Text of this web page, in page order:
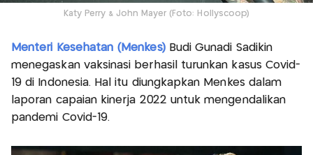
Katy Perry & John Mayer (Foto: Hollyscoop)
Menteri Kesehatan (Menkes)Budi Gunadi Sadikin
menegaskan vaksinasi berhasil turunkan kasus Covid-
19 di Indonesia. Hal itu diungkapkan Menkes dalam
laporan capaian kinerja 2022 untuk mengendalikan
pandemi Covid-19.